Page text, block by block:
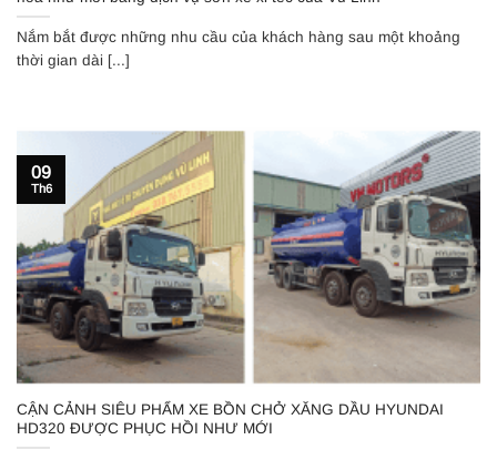
Nắm bắt được những nhu cầu của khách hàng sau một khoảng
thời gian dài [...]
CẬN CẢNH SIÊU PHẨM XE BỒN CHỞ XĂNG DẦU HYUNDAI
HD320 ĐƯỢC PHỤC HỒI NHƯ MỚI
09
Th6